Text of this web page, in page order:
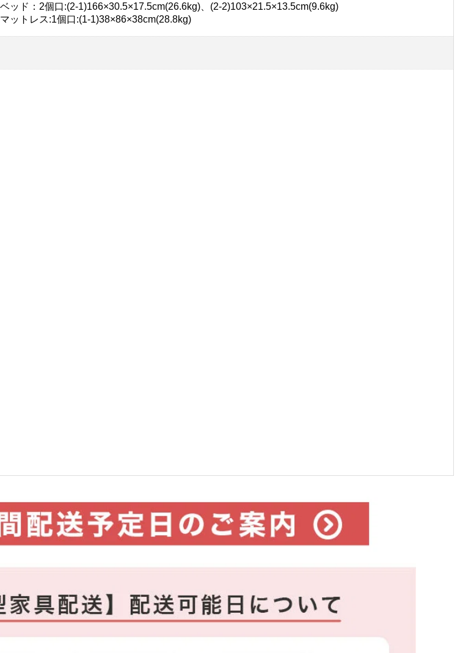
ベッド：2個口:(2-1)166×30.5×17.5cm(26.6kg)、(2-2)103×21.5×13.5cm(9.6kg)
マットレス:1個口:(1-1)38×86×38cm(28.8kg)